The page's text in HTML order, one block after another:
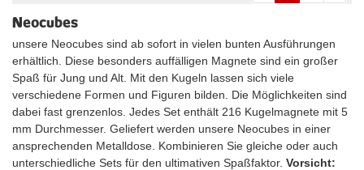
Neocubes
unsere Neocubes sind ab sofort in vielen bunten Ausführungen
erhältlich. Diese besonders auffälligen Magnete sind ein großer
Spaß für Jung und Alt. Mit den Kugeln lassen sich viele
verschiedene Formen und Figuren bilden. Die Möglichkeiten sind
dabei fast grenzenlos. Jedes Set enthält 216 Kugelmagnete mit 5
mm Durchmesser. Geliefert werden unsere Neocubes in einer
ansprechenden Metalldose. Kombinieren Sie gleiche oder auch
unterschiedliche Sets für den ultimativen Spaßfaktor. Vorsicht: